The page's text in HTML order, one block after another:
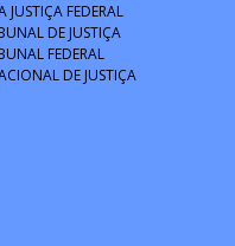
JUSTIÇA FEDERAL
DE JUSTIÇA
FEDERAL
DE JUSTIÇA